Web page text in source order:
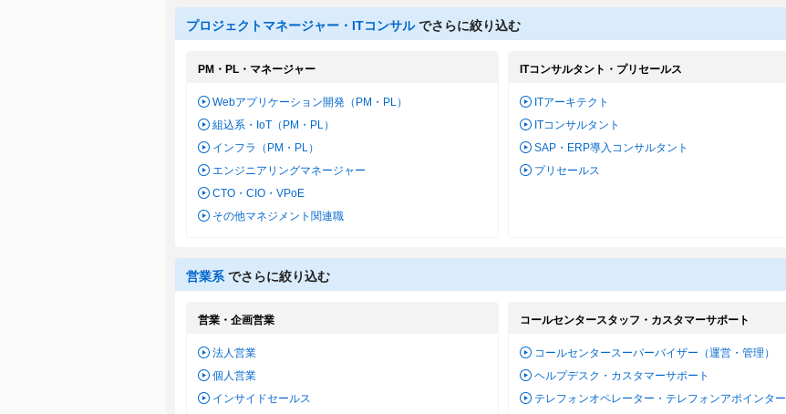
プロジェクトマネージャー・ITコンサル でさらに絞り込む
PM・PL・マネージャー
Webアプリケーション開発（PM・PL）
組込系・IoT（PM・PL）
インフラ（PM・PL）
エンジニアリングマネージャー
CTO・CIO・VPoE
その他マネジメント関連職
ITコンサルタント・プリセールス
ITアーキテクト
ITコンサルタント
SAP・ERP導入コンサルタント
プリセールス
営業系 でさらに絞り込む
営業・企画営業
法人営業
個人営業
インサイドセールス
コールセンタースタッフ・カスタマーサポート
コールセンタースーパーバイザー（運営・管理）
ヘルプデスク・カスタマーサポート
テレフォンオペレーター・テレフォンアポインター